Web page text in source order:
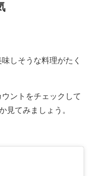
しそうな料理がたく
ントをチェックして
見てみましょう。